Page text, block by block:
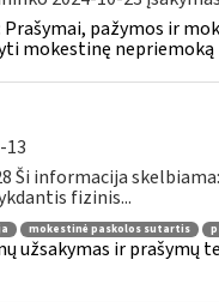
Prašymai, pažymos ir
mokestinę nepriemoką
13
Ši informacija
fizinis...
mokestinė paskolos sutartis
užsakymas ir